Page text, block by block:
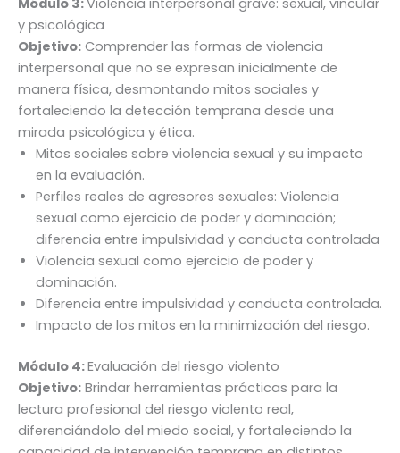
y psicológica
Objetivo: Comprender las formas de violencia
interpersonal que no se expresan inicialmente de
manera física, desmontando mitos sociales y
fortaleciendo la detección temprana desde una
mirada psicológica y ética.
Mitos sociales sobre violencia sexual y su impacto
en la evaluación.
Perfiles reales de agresores sexuales: Violencia
sexual como ejercicio de poder y dominación;
diferencia entre impulsividad y conducta controlada
Violencia sexual como ejercicio de poder y
dominación.
Diferencia entre impulsividad y conducta controlada.
Impacto de los mitos en la minimización del riesgo.
Módulo 4:Evaluación del riesgo violento
Objetivo: Brindar herramientas prácticas para la
lectura profesional del riesgo violento real,
diferenciándolo del miedo social, y fortaleciendo la